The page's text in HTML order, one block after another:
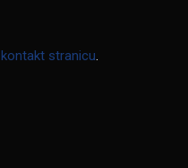
kontakt stranicu.